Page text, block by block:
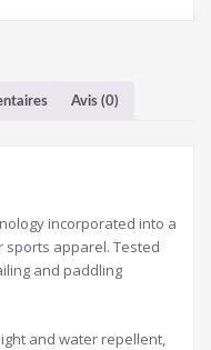
Avis (0)
incorporated into a
apparel. Tested
and paddling
and water repellent,